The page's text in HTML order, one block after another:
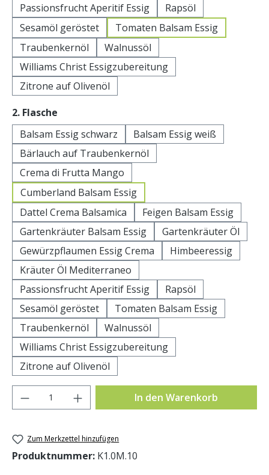
Passionsfrucht Aperitif Essig
Rapsöl
Sesamöl geröstet
Tomaten Balsam Essig
Traubenkernöl
Walnussöl
Williams Christ Essigzubereitung
Zitrone auf Olivenöl
2. Flasche
Balsam Essig schwarz
Balsam Essig weiß
Bärlauch auf Traubenkernöl
Crema di Frutta Mango
Cumberland Balsam Essig
Dattel Crema Balsamica
Feigen Balsam Essig
Gartenkräuter Balsam Essig
Gartenkräuter Öl
Gewürzpflaumen Essig Crema
Himbeeressig
Kräuter Öl Mediterraneo
Passionsfrucht Aperitif Essig
Rapsöl
Sesamöl geröstet
Tomaten Balsam Essig
Traubenkernöl
Walnussöl
Williams Christ Essigzubereitung
Zitrone auf Olivenöl
Produkt Anzahl: Gib den gewünschten
In den Warenkorb
Zum Merkzettel hinzufügen
Produktnummer: K1.0M.10